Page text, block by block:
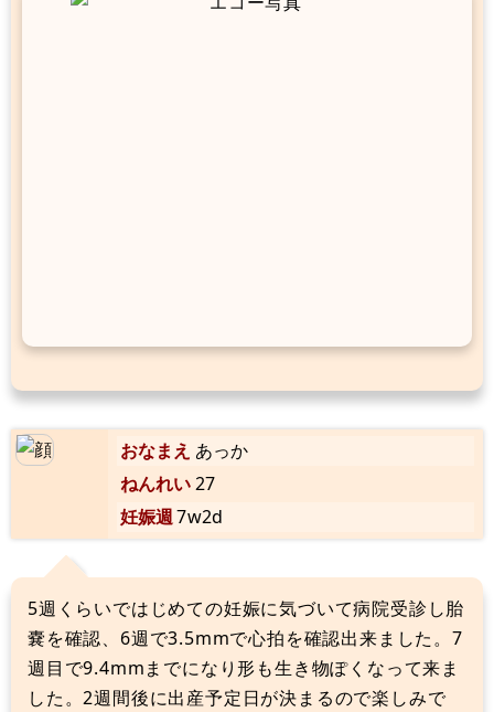
おなまえ あっか
ねんれい27
妊娠週7w2d
5週くらいではじめての妊娠に気づいて病院受診し胎
嚢を確認、6週で3.5mmで心拍を確認出来ました。7
週目で9.4mmまでになり形も生き物ぽくなって来ま
した。2週間後に出産予定日が決まるので楽しみで